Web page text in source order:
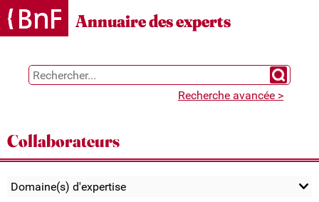
Gestion des cookies
Annuaire des experts
Chercher
Recherche avancée >
Collaborateurs
Domaine(s) d'expertise